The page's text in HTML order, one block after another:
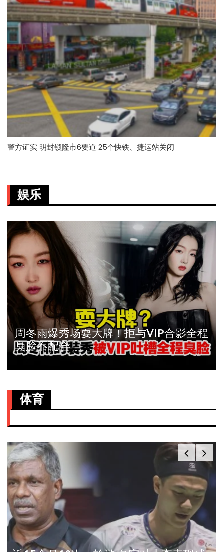
警方证实 明封锁隆市6要道 25个快铁、捷运站关闭
娱乐
周冬雨爆秀场耍大牌！拒与VIP合影全程
臭脸不配合
体育